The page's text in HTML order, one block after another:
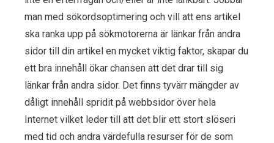
man med sökordsoptimering och vill att ens artikel
ska ranka upp på sökmotorerna är länkar från andra
sidor till din artikel en mycket viktig faktor, skapar du
ett bra innehåll ökar chansen att det drar till sig
länkar från andra sidor. Det finns tyvärr mängder av
dåligt innehåll spridit på webbsidor över hela
Internet vilket leder till att det blir ett stort slöseri
med tid och andra värdefulla resurser för de som